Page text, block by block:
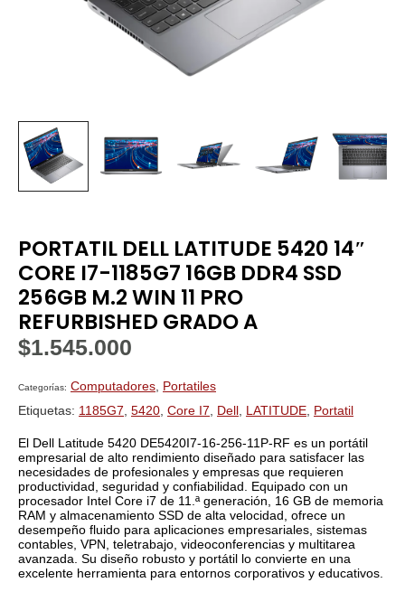
PORTATIL DELL LATITUDE 5420 14″
CORE I7-1185G7 16GB DDR4 SSD
256GB M.2 WIN 11 PRO
REFURBISHED GRADO A
$1.545.000
Categorías: Computadores
Portatiles
Etiquetas: 1185G7 5420 Core I7 Dell LATITUDE Portatil
El Dell Latitude 5420 DE5420I7-16-256-11P-RF es un portátil
empresarial de alto rendimiento diseñado para satisfacer las
necesidades de profesionales y empresas que requieren
productividad, seguridad y confiabilidad. Equipado con un
procesador Intel Core i7 de 11.ª generación, 16 GB de memoria
RAM y almacenamiento SSD de alta velocidad, ofrece un
desempeño fluido para aplicaciones empresariales, sistemas
contables, VPN, teletrabajo, videoconferencias y multitarea
avanzada. Su diseño robusto y portátil lo convierte en una
excelente herramienta para entornos corporativos y educativos.